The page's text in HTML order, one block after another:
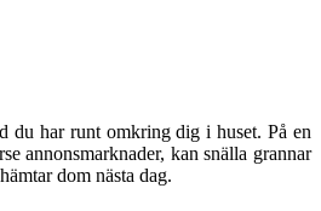
du har runt omkring dig i huset. På en
annonsmarknader, kan snälla grannar
dom nästa dag.